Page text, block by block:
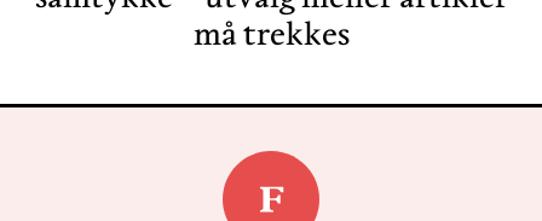
må trekkes